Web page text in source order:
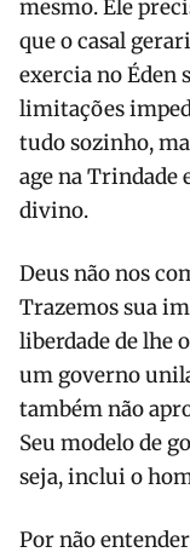
mesmo. Ele
que o casal
exercia no Éden
limitações
tudo sozinho,
age na Trindade
divino.
Deus não nos
Trazemos sua
liberdade de lhe
um governo
também não
Seu modelo de
seja, inclui o
Por não